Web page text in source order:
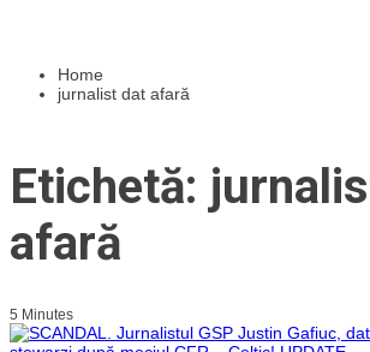
Home
jurnalist dat afară
Etichetă:
afară
5 Minutes